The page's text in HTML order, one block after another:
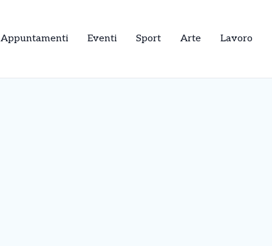
Appuntamenti Eventi Sport Arte Lavoro